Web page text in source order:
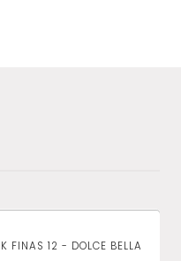
FINAS 12 - DOLCE BELLA